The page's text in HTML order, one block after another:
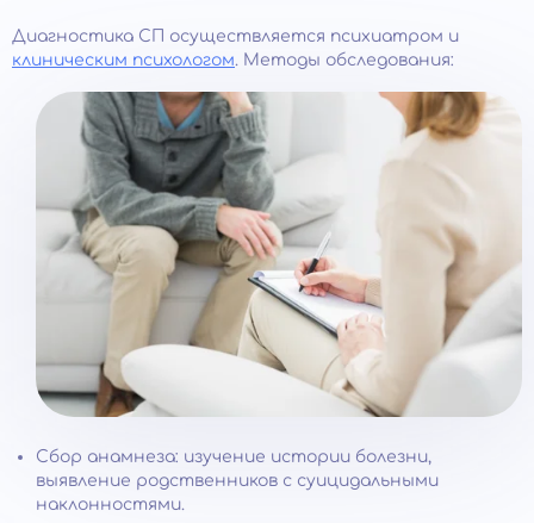
Диагностика СП осуществляется психиатром и
клиническим психологом. Методы обследования:
Сбор анамнеза: изучение истории болезни,
выявление родственников с суицидальными
наклонностями.